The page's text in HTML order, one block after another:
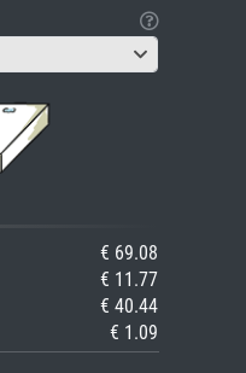
€ 69.08
€ 11.77
€ 40.44
€ 1.09